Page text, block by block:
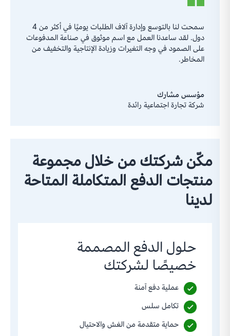
سمحت لنا بالتوسع وإدارة آلاف الطلبات يوميًا في أكثر من 4
دول. لقد ساعدنا العمل مع اسم موثوق في صناعة المدفوعات
على الصمود في وجه التغيرات وزيادة الإنتاجية والتخفيف من
المخاطر.
مؤسس مشارك
شركة تجارة اجتماعية رائدة
مكّن شركتك من خلال مجموعة
منتجات الدفع المتكاملة المتاحة
لدينا
حلول الدفع المصممة
خصيصًا لشركتك
عملية دفع آمنة
تكامل سلس
حماية متقدمة من الغش والاحتيال